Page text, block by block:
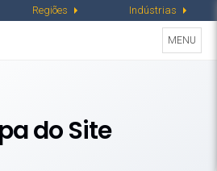
Regiões Indústrias
Toggle
MENU
do Site